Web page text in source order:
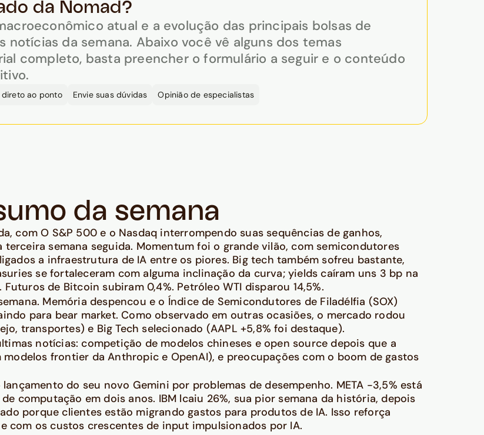
da Nomad?
atual e a evolução das principais bolsas de
notícias da semana. Abaixo você vê alguns dos temas
completo, basta preencher o formulário a seguir e o conteúdo
direto ao ponto Envie suas dúvidas Opinião de especialistas
da semana
com O S&P 500 e o Nasdaq interrompendo suas sequências de ganhos,
semana seguida. Momentum foi o grande vilão, com semicondutores
a infraestrutura de IA entre os piores. Big tech também sofreu bastante,
se fortaleceram com alguma inclinação da curva; yields caíram uns 3 bp na
de Bitcoin subiram 0,4%. Petróleo WTI disparou 14,5%.
Memória despencou e o Índice de Semicondutores de Filadélfia (SOX)
para bear market. Como observado em outras ocasiões, o mercado rodou
transportes) e Big Tech selecionado (AAPL +5,8% foi destaque).
notícias: competição de modelos chineses e open source depois que a
frontier da Anthropic e OpenAI), e preocupações com o boom de gastos
do seu novo Gemini por problemas de desempenho. META -3,5% está
computação em dois anos. IBM lcaiu 26%, sua pior semana da história, depois
porque clientes estão migrando gastos para produtos de IA. Isso reforça
com os custos crescentes de input impulsionados por IA.